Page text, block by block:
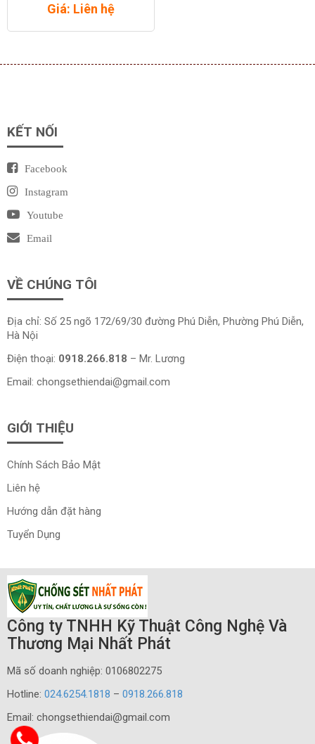
Giá: Liên hệ
KẾT NỐI
Facebook
Instagram
Youtube
Email
VỀ CHÚNG TÔI
Địa chỉ: Số 25 ngõ 172/69/30 đường Phú Diễn, Phường Phú Diễn,
Hà Nội
Điện thoại: 0918.266.818 – Mr. Lương
Email: chongsethiendai@gmail.com
GIỚI THIỆU
Chính Sách Bảo Mật
Liên hệ
Hướng dẫn đặt hàng
Tuyển Dụng
Công ty TNHH Kỹ Thuật Công Nghệ Và
Thương Mại Nhất Phát
Mã số doanh nghiệp: 0106802275
Hotline: 024.6254.1818 – 0918.266.818
Email: chongsethiendai@gmail.com